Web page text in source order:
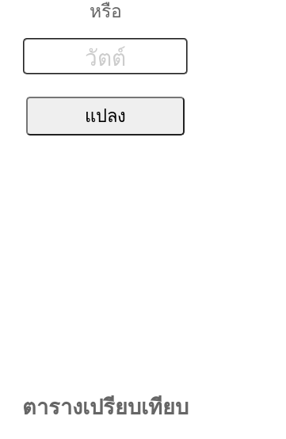
หรือ
ตารางเปรียบเทียบ